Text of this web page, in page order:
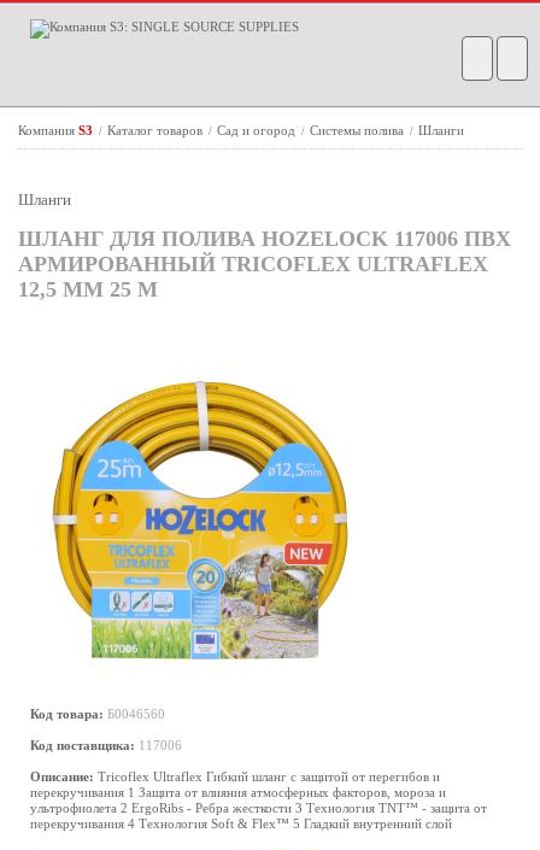
Компания S3 / Каталог товаров / Сад и огород / Системы полива / Шланги
Шланги
ШЛАНГ ДЛЯ ПОЛИВА HOZELOCK 117006 ПВХ
АРМИРОВАННЫЙ TRICOFLEX ULTRAFLEX
12,5 ММ 25 М
Код товара: Б0046560
Код поставщика: 117006
Описание: Tricoflex Ultraflex Гибкий шланг с защитой от перегибов и
перекручивания 1 Защита от влияния атмосферных факторов, мороза и
ультрофиолета 2 ErgoRibs - Ребра жесткости 3 Технология TNT™ - защита от
перекручивания 4 Технология Soft & Flex™ 5 Гладкий внутренний слой